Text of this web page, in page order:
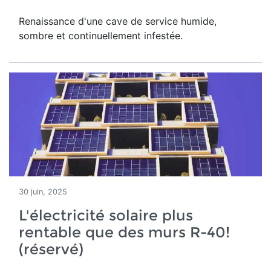
Renaissance d'une cave de service humide,
sombre et continuellement infestée.
30 juin, 2025
L'électricité solaire plus
rentable que des murs R-40!
(réservé)